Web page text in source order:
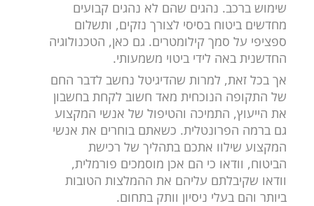
שימוש ברכב. נהגים שהם לא נהגים קבועים
מחדשים ביטוח בסיסי לצורך נזקים, ותשלום
ספציפי על סמך קילומטרים. גם כאן, הטכנולוגיה
החדשנית באה לידי ביטוי משמעותי.
אך בכל זאת, למרות שהדיגיטל נחשב לדבר החם
של התקופה הנוכחית מאד חשוב לקחת בחשבון
את הייעוץ, התמיכה והטיפול של אנשי המקצוע
גם ברמה הפרונטלית. כשאתם בוחרים את אנשי
המקצוע שילוו אתכם בתהליך של רכישת
הביטוח, וודאו כי הם אכן מוסמכים פורמלית,
וודאו שקיבלתם עליהם את ההמלצות הטובות
ביותר והם בעלי ניסיון וותק בתחום.